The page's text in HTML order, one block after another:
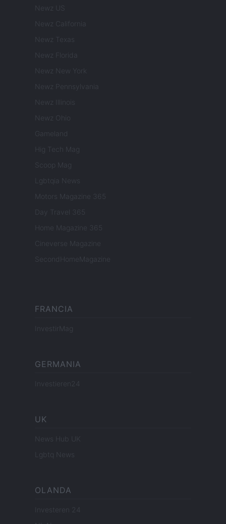
Newz US
Newz California
Newz Texas
Newz Florida
Newz New York
Newz Pennsylvania
Newz Illinois
Newz Ohio
Gameland
Hig Tech Mag
Scoop Mag
Lgbtqia News
Motors Magazine 365
Day Travel 365
Home Magazine 365
Cineverse Magazine
SecondHomeMagazine
FRANCIA
InvestirMag
GERMANIA
Investieren24
UK
News Hub UK
Lgbtq News
OLANDA
Investeren 24